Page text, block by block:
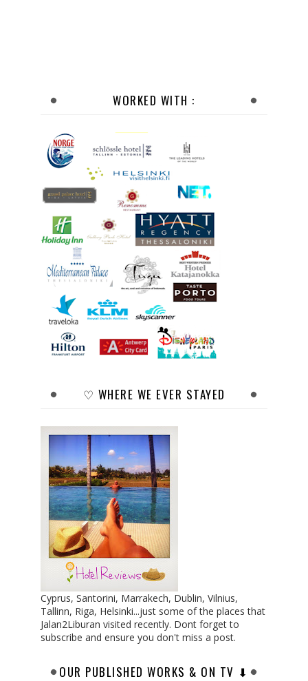
WORKED WITH :
♡ WHERE WE EVER STAYED
Cyprus, Santorini, Marrakech, Dublin, Vilnius,
Tallinn, Riga, Helsinki...just some of the places that
Jalan2Liburan visited recently. Dont forget to
subscribe and ensure you don't miss a post.
OUR PUBLISHED WORKS & ON TV ⬇︎